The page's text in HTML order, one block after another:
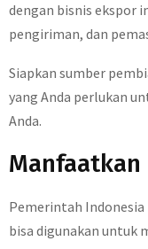
dengan bisnis ekspor
pengiriman, dan
Siapkan sumber
yang Anda perlukan
Anda.
Pemerintah
bisa digunakan untuk